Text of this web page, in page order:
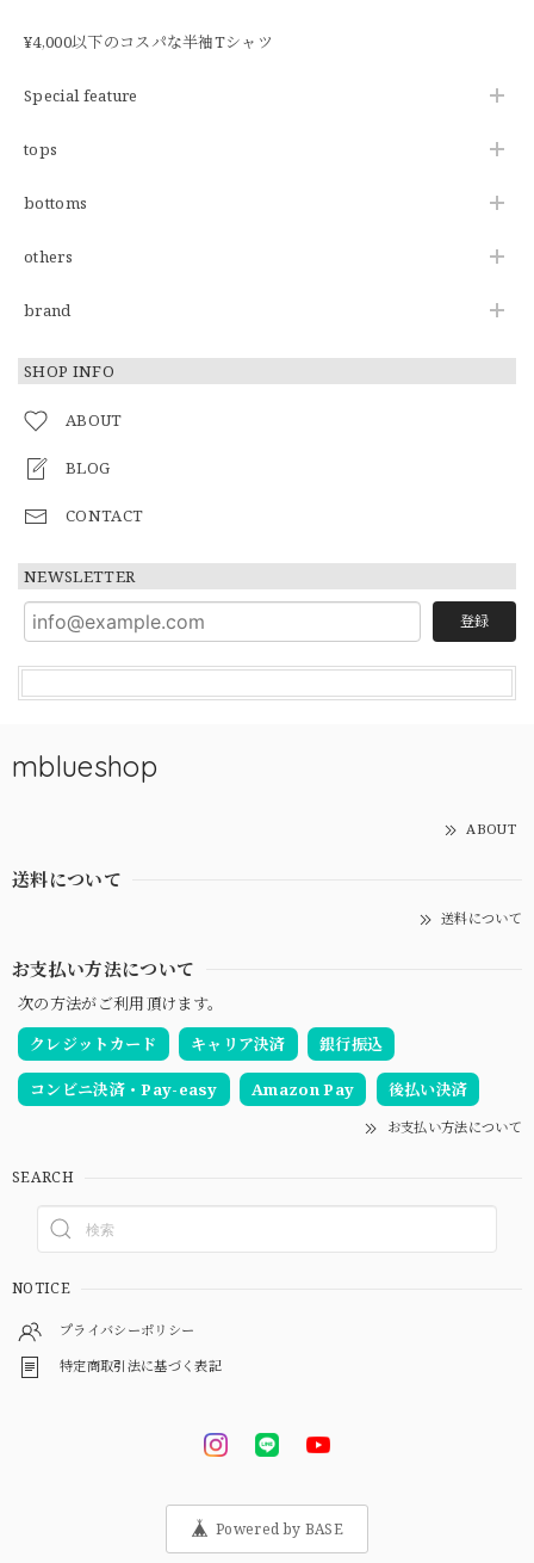
¥4,000以下のコスパな半袖Tシャツ
Special feature
tops
bottoms
others
brand
SHOP INFO
ABOUT
BLOG
CONTACT
NEWSLETTER
登録
mblueshop
ABOUT
送料について
送料について
お支払い方法について
次の方法がご利用頂けます。
クレジットカード
キャリア決済 銀行振込
コンビニ決済・Pay-easy Amazon Pay 後払い決済
お支払い方法について
SEARCH
NOTICE
プライバシーポリシー
特定商取引法に基づく表記
Powered by BASE